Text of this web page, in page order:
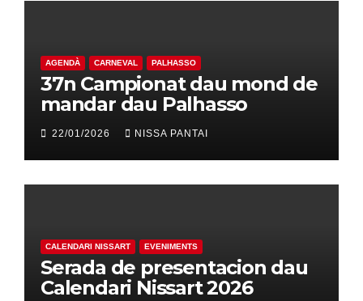
AGENDÀ CARNEVAL PALHASSO
37n Campionat dau mond de
mandar dau Palhasso
22/01/2026 NISSA PANTAI
CALENDARI NISSART EVENIMENTS
Serada de presentacion dau
Calendari Nissart 2026